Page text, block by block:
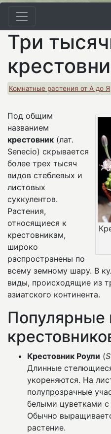
Три
Комнатные растения от А до Я
Под общим
названием
крестовник (лат.
Senecio) скрывается
более трех тысяч
видов стеблевых и
листовых
суккулентов.
Растения,
относящиеся к
крестовникам,
широко
распространены по
всему земному шару. В
виды, происходящие из
азиатского континента.
Популярные
Крестовник Роули (
Длинные
укореняются. На
полупрозрачные
белыми цуветками
Обычно
растение.